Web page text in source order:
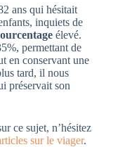
ans qui hésitait
inquiets de
élevé.
permettant de
en conservant une
tard, il nous
préservait son
ce sujet, n’hésitez
sur le viager.